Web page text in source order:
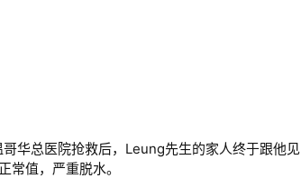
华总医院抢救后，Leung先生的家人终于跟他见
值，严重脱水。